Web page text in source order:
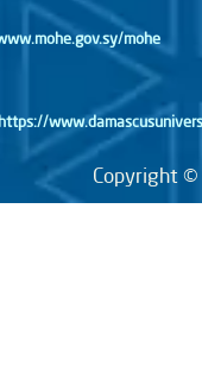
http://www.mohe.gov.sy/mohe